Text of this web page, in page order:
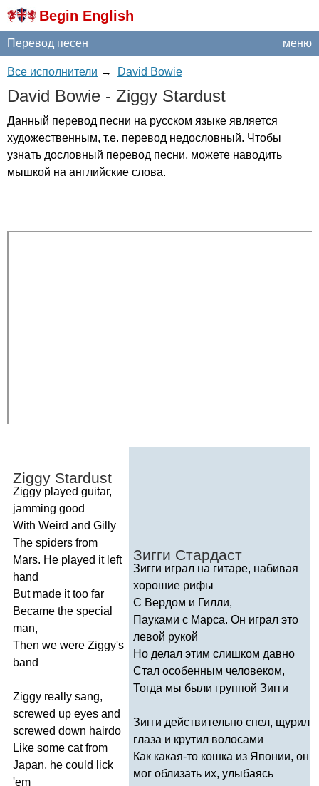
Begin English
меню
Перевод песен
Все исполнители → David Bowie
David Bowie - Ziggy Stardust
Данный перевод песни на русском языке является
художественным, т.е. перевод недословный. Чтобы
узнать дословный перевод песни, можете наводить
мышкой на английские слова.
Ziggy Stardust
Ziggy played guitar,
jamming good
With Weird and Gilly
The spiders from
Mars. He played it left
hand
But made it too far
Became the special
man,
Then we were Ziggy's
band
Ziggy really sang,
screwed up eyes and
screwed down hairdo
Like some cat from
Japan, he could
lick
'em
Зигги Стардаст
Зигги играл на гитаре, набивая
хорошие рифы
С Вердом и Гилли,
Пауками с Марса. Он играл это
левой рукой
Но делал этим слишком давно
Стал особенным человеком,
Тогда мы были группой Зигги
Зигги действительно спел, щурил
глаза и крутил волосами
Как какая-то кошка из Японии, он
мог облизать их, улыбаясь